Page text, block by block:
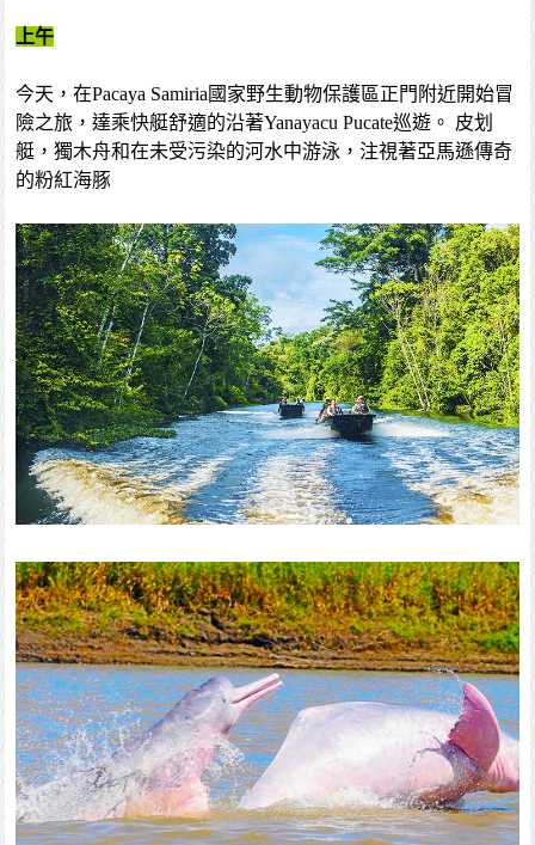
上午
今天，在Pacaya Samiria國家野生動物保護區正門附近開始冒
險之旅，達乘快艇舒適的沿著Yanayacu Pucate巡遊。 皮划
艇，獨木舟和在未受污染的河水中游泳，注視著亞馬遜傳奇
的粉紅海豚